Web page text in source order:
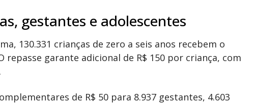
gestantes e adolescentes
130.331 crianças de zero a seis anos recebem o
repasse garante adicional de R$ 150 por criança, com
de R$ 50 para 8.937 gestantes, 4.603